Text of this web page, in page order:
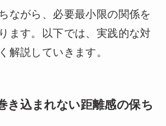
ながら、必要最小限の関係を
ます。以下では、実践的な対
解説していきます。
き込まれない距離感の保ち